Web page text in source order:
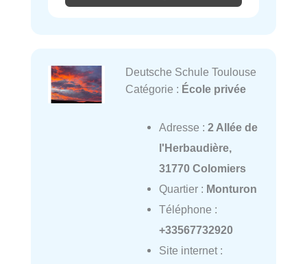
Deutsche Schule Toulouse
Catégorie : École privée
Adresse : 2 Allée de
l'Herbaudière,
31770 Colomiers
Quartier : Monturon
Téléphone :
+33567732920
Site internet :